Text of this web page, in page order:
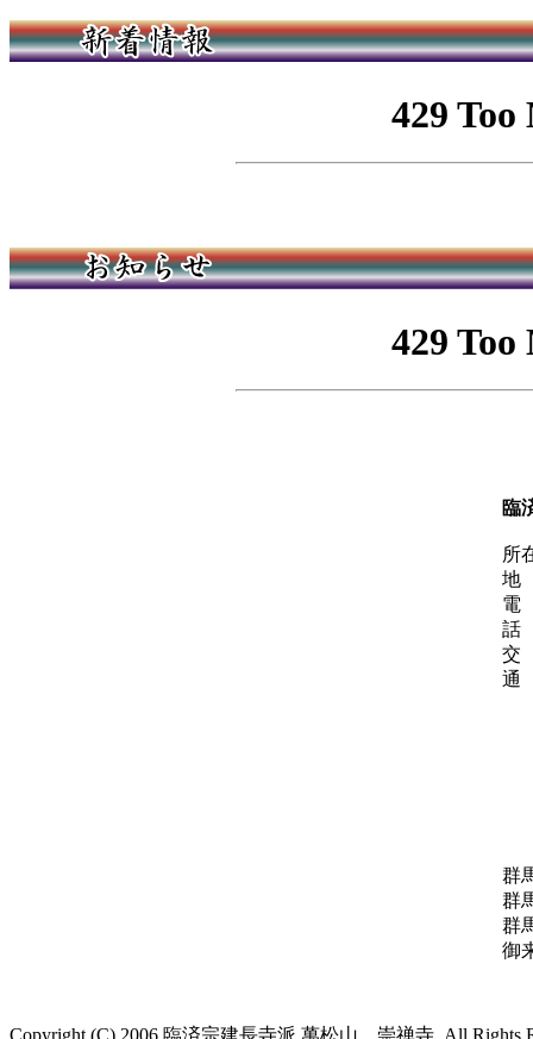
臨
所
地
話
通
群
群
群
御
Copyright (C) 2006 臨済宗建長寺派 萬松山 崇禅寺. All Rights